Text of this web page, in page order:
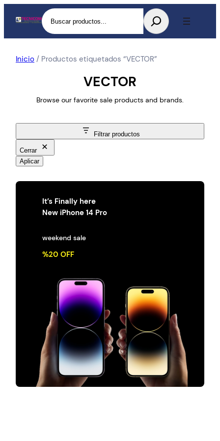
Buscar
Inicio / Productos etiquetados “VECTOR”
VECTOR
Browse our favorite sale products and brands.
Filtrar productos
Cerrar
Aplicar
It’s Finally here
New iPhone 14 Pro
weekend sale
%20 OFF